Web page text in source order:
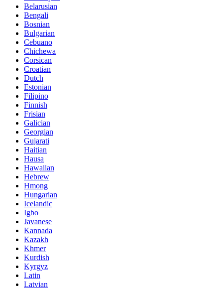
Belarusian
Bengali
Bosnian
Bulgarian
Cebuano
Chichewa
Corsican
Croatian
Dutch
Estonian
Filipino
Finnish
Frisian
Galician
Georgian
Gujarati
Haitian
Hausa
Hawaiian
Hebrew
Hmong
Hungarian
Icelandic
Igbo
Javanese
Kannada
Kazakh
Khmer
Kurdish
Kyrgyz
Latin
Latvian